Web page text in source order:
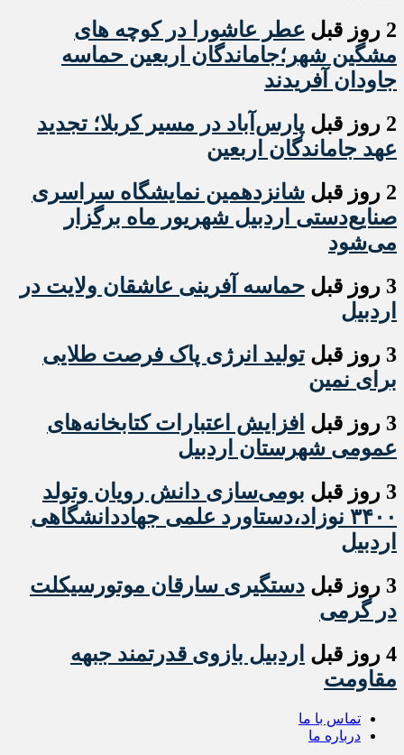
2 روز قبل
عطر عاشورا در کوچه های
مشگین شهر؛جاماندگان اربعین حماسه
جاودان آفریدند
2 روز قبل
پارس‌آباد در مسیر کربلا؛ تجدید
عهد جاماندگان اربعین
2 روز قبل
شانزدهمین نمایشگاه سراسری
صنایع‌دستی اردبیل شهریور ماه برگزار
می‌شود
3 روز قبل
حماسه آفرینی عاشقان ولایت در
اردبیل
3 روز قبل
تولید انرژی پاک فرصت طلایی
برای نمین
3 روز قبل
افزایش اعتبارات کتابخانه‌های
عمومی شهرستان اردبیل
3 روز قبل
بومی‌سازی دانش رویان وتولد
۳۴۰۰ نوزاد،دستاورد علمی جهاددانشگاهی
اردبیل
3 روز قبل
دستگیری سارقان موتورسیکلت
در گرمی
4 روز قبل
اردبیل بازوی قدرتمند جبهه
مقاومت
تماس با ما
درباره ما